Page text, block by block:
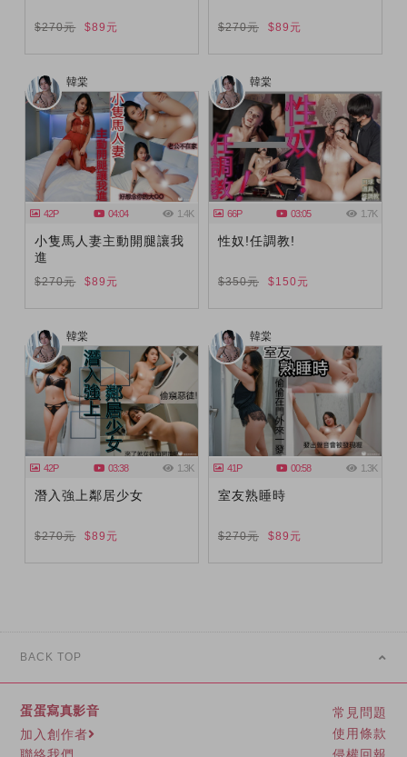
$270元 $89元 $270元 $89元
韓棠
42P 04:04 1.4K
小隻馬人妻主動開腿讓我
進
$270元 $89元
韓棠
66P 03:05 1.7K
性奴!任調教!
$350元 $150元
韓棠
42P 03:38 1.3K
潛入強上鄰居少女
$270元 $89元
韓棠
41P 00:58 1.3K
室友熟睡時
$270元 $89元
BACK TOP
蛋蛋寫真影音
加入創作者
常見問題
使用條款